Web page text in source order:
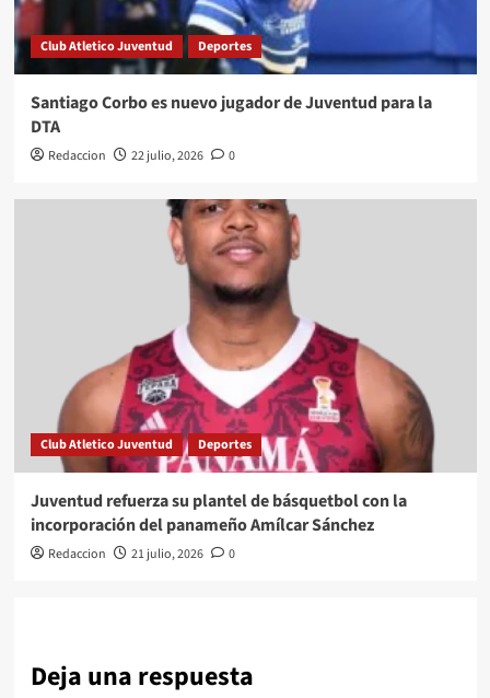
Club Atletico Juventud Deportes
Santiago Corbo es nuevo jugador de Juventud para la
DTA
Redaccion 22 julio, 2026 0
Club Atletico Juventud Deportes
Juventud refuerza su plantel de básquetbol con la
incorporación del panameño Amílcar Sánchez
Redaccion 21 julio, 2026 0
Deja una respuesta